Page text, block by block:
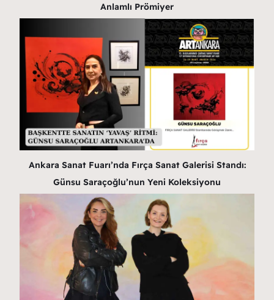
Anlamlı Prömiyer
Ankara Sanat Fuarı’nda Fırça Sanat Galerisi Standı:
Günsu Saraçoğlu’nun Yeni Koleksiyonu